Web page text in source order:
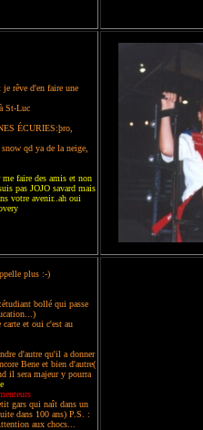
rêve d'en faire une
St-Luc
ÉCURIES:þro,
qd ya de la neige,
faire des amis et non
pas JOJO savard mais
votre avenir..ah oui
plus :-)
bollé qui passe
et oui c'est au
d'autre qu'il a donner
Bene et bien d'autre(
il sera majeur y pourra
gars qui naît dans un
dans 100 ans) P.S. :
aux chocs...